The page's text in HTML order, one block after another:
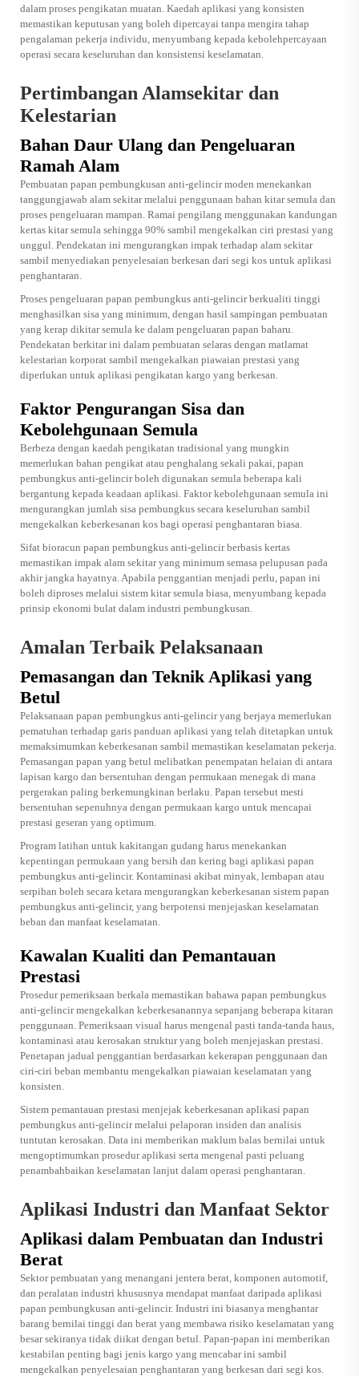
dalam proses pengikatan muatan. Kaedah aplikasi yang konsisten
memastikan keputusan yang boleh dipercayai tanpa mengira tahap
pengalaman pekerja individu, menyumbang kepada kebolehpercayaan
operasi secara keseluruhan dan konsistensi keselamatan.
Pertimbangan Alamsekitar dan
Kelestarian
Bahan Daur Ulang dan Pengeluaran
Ramah Alam
Pembuatan papan pembungkusan anti-gelincir moden menekankan
tanggungjawab alam sekitar melalui penggunaan bahan kitar semula dan
proses pengeluaran mampan. Ramai pengilang menggunakan kandungan
kertas kitar semula sehingga 90% sambil mengekalkan ciri prestasi yang
unggul. Pendekatan ini mengurangkan impak terhadap alam sekitar
sambil menyediakan penyelesaian berkesan dari segi kos untuk aplikasi
penghantaran.
Proses pengeluaran papan pembungkus anti-gelincir berkualiti tinggi
menghasilkan sisa yang minimum, dengan hasil sampingan pembuatan
yang kerap dikitar semula ke dalam pengeluaran papan baharu.
Pendekatan berkitar ini dalam pembuatan selaras dengan matlamat
kelestarian korporat sambil mengekalkan piawaian prestasi yang
diperlukan untuk aplikasi pengikatan kargo yang berkesan.
Faktor Pengurangan Sisa dan
Kebolehgunaan Semula
Berbeza dengan kaedah pengikatan tradisional yang mungkin
memerlukan bahan pengikat atau penghalang sekali pakai, papan
pembungkus anti-gelincir boleh digunakan semula beberapa kali
bergantung kepada keadaan aplikasi. Faktor kebolehgunaan semula ini
mengurangkan jumlah sisa pembungkus secara keseluruhan sambil
mengekalkan keberkesanan kos bagi operasi penghantaran biasa.
Sifat bioracun papan pembungkus anti-gelincir berbasis kertas
memastikan impak alam sekitar yang minimum semasa pelupusan pada
akhir jangka hayatnya. Apabila penggantian menjadi perlu, papan ini
boleh diproses melalui sistem kitar semula biasa, menyumbang kepada
prinsip ekonomi bulat dalam industri pembungkusan.
Amalan Terbaik Pelaksanaan
Pemasangan dan Teknik Aplikasi yang
Betul
Pelaksanaan papan pembungkus anti-gelincir yang berjaya memerlukan
pematuhan terhadap garis panduan aplikasi yang telah ditetapkan untuk
memaksimumkan keberkesanan sambil memastikan keselamatan pekerja.
Pemasangan papan yang betul melibatkan penempatan helaian di antara
lapisan kargo dan bersentuhan dengan permukaan menegak di mana
pergerakan paling berkemungkinan berlaku. Papan tersebut mesti
bersentuhan sepenuhnya dengan permukaan kargo untuk mencapai
prestasi geseran yang optimum.
Program latihan untuk kakitangan gudang harus menekankan
kepentingan permukaan yang bersih dan kering bagi aplikasi papan
pembungkus anti-gelincir. Kontaminasi akibat minyak, lembapan atau
serpihan boleh secara ketara mengurangkan keberkesanan sistem papan
pembungkus anti-gelincir, yang berpotensi menjejaskan keselamatan
beban dan manfaat keselamatan.
Kawalan Kualiti dan Pemantauan
Prestasi
Prosedur pemeriksaan berkala memastikan bahawa papan pembungkus
anti-gelincir mengekalkan keberkesanannya sepanjang beberapa kitaran
penggunaan. Pemeriksaan visual harus mengenal pasti tanda-tanda haus,
kontaminasi atau kerosakan struktur yang boleh menjejaskan prestasi.
Penetapan jadual penggantian berdasarkan kekerapan penggunaan dan
ciri-ciri beban membantu mengekalkan piawaian keselamatan yang
konsisten.
Sistem pemantauan prestasi menjejak keberkesanan aplikasi papan
pembungkus anti-gelincir melalui pelaporan insiden dan analisis
tuntutan kerosakan. Data ini memberikan maklum balas bernilai untuk
mengoptimumkan prosedur aplikasi serta mengenal pasti peluang
penambahbaikan keselamatan lanjut dalam operasi penghantaran.
Aplikasi Industri dan Manfaat Sektor
Aplikasi dalam Pembuatan dan Industri
Berat
Sektor pembuatan yang menangani jentera berat, komponen automotif,
dan peralatan industri khususnya mendapat manfaat daripada aplikasi
papan pembungkusan anti-gelincir. Industri ini biasanya menghantar
barang bernilai tinggi dan berat yang membawa risiko keselamatan yang
besar sekiranya tidak diikat dengan betul. Papan-papan ini memberikan
kestabilan penting bagi jenis kargo yang mencabar ini sambil
mengekalkan penyelesaian penghantaran yang berkesan dari segi kos.